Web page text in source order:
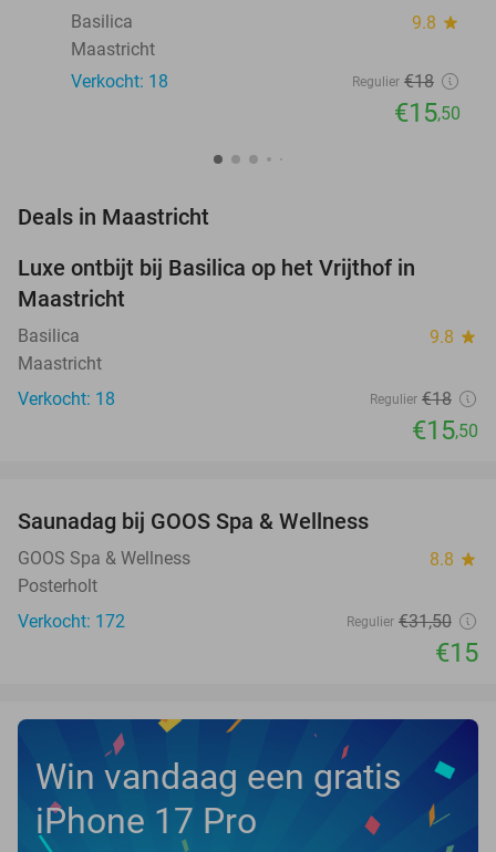
Basilica
9.8 star
Maastricht
Verkocht: 18
Regulier €18
€15,50
Deals in Maastricht
TODAY
Luxe ontbijt bij Basilica op het Vrijthof in
Maastricht
Basilica 9.8 star
Maastricht
Verkocht: 18
Regulier €18
€15,50
Saunadag bij GOOS Spa & Wellness
GOOS Spa & Wellness 8.8 star
Posterholt
Verkocht: 172
Regulier €31,50
€15
Win vandaag een gratis
iPhone 17 Pro